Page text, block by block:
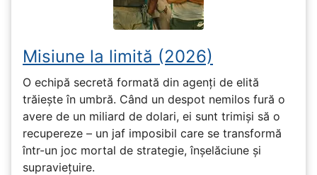
Misiune la limită (2026)
O echipă secretă formată din agenți de elită
trăiește în umbră. Când un despot nemilos fură o
avere de un miliard de dolari, ei sunt trimiși să o
recupereze – un jaf imposibil care se transformă
într-un joc mortal de strategie, înșelăciune și
supraviețuire.